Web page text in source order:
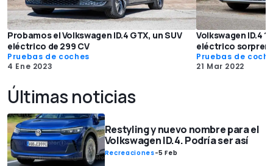
Probamos el Volkswagen ID.4 GTX, un SUV
eléctrico de 299 CV
Pruebas de coches
4 Ene 2023
Volkswagen ID.4
eléctrico
Pruebas de
21 Mar 2022
Últimas noticias
Restyling y nuevo nombre para el
Volkswagen ID.4. Podría ser así
Recreaciones-5 Feb